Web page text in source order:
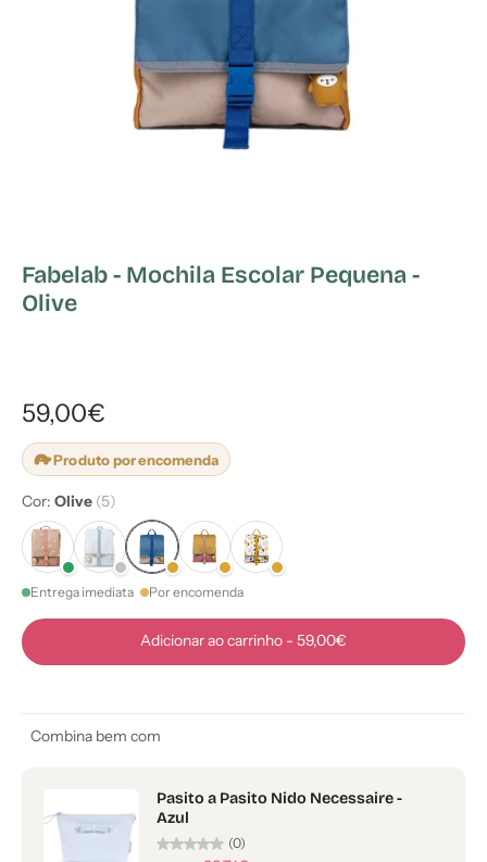
Fabelab - Mochila Escolar Pequena -
Olive
59,00€
Produto por encomenda
Cor: Olive (5)
Entrega imediata Por encomenda
Adicionar ao carrinho - 59,00€
Combina bem com
Pasito a Pasito Nido Necessaire -
Azul
(0)